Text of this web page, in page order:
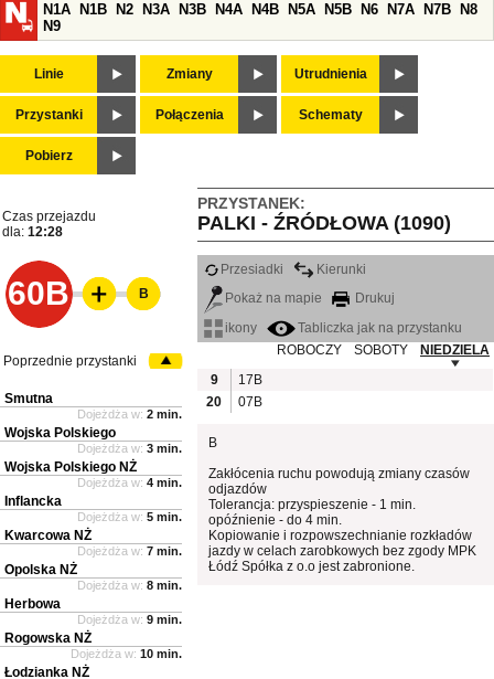
N1A
N1B N2 N3A N3B N4A N4B N5A N5B N6 N7A N7B
N8
N9
Linie Zmiany Utrudnienia
Przystanki Połączenia Schematy
Pobierz
PRZYSTANEK:
PALKI - ŹRÓDŁOWA (1090)
Czas przejazdu
dla: 12:28
60B
Przesiadki
Kierunki
Pokaż na mapie
Drukuj
ikony
Tabliczka jak na przystanku
ROBOCZY
SOBOTY
NIEDZIELA
9
17B
20
07B
B
Zakłócenia ruchu powodują zmiany czasów
odjazdów
Tolerancja: przyspieszenie - 1 min.
opóźnienie - do 4 min.
Kopiowanie i rozpowszechnianie rozkładów
jazdy w celach zarobkowych bez zgody MPK
Łódź Spółka z o.o jest zabronione.
B
Poprzednie przystanki
Smutna
Dojeżdża w: 2 min.
Wojska Polskiego
Dojeżdża w: 3 min.
Wojska Polskiego NŻ
Dojeżdża w: 4 min.
Inflancka
Dojeżdża w: 5 min.
Kwarcowa NŻ
Dojeżdża w: 7 min.
Opolska NŻ
Dojeżdża w: 8 min.
Herbowa
Dojeżdża w: 9 min.
Rogowska NŻ
Dojeżdża w: 10 min.
Łodzianka NŻ